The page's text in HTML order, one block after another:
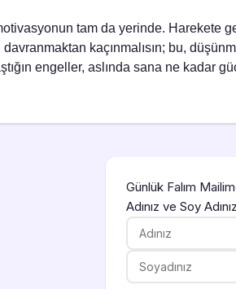
tam da yerinde. Harekete
kaçınmalısın; bu,
engeller, aslında sana ne kadar
Günlük Falım
Adınız ve Soy